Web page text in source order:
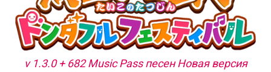
v 1.3.0 + 682 Music Pass песен Новая версия